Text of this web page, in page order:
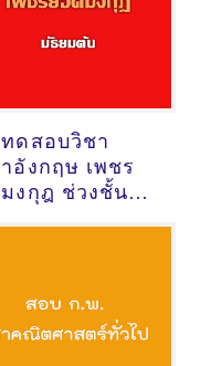
ดสอบวิชา
อังกฤษ เพชร
งกุฎ ช่วงชั้นที่3